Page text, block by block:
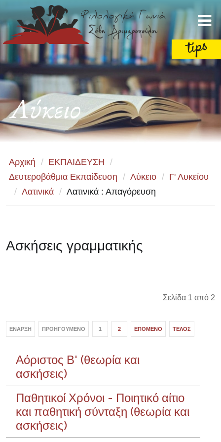
Λύκειο
Αρχική / ΕΚΠΑΙΔΕΥΣΗ /
Δευτεροβάθμια Εκπαίδευση / Λύκειο / Γ' Λυκείου
/ Λατινικά / Λατινικά : Απαγόρευση
Ασκήσεις γραμματικής
Σελίδα 1 από 2
ΈΝΑΡΞΗ ΠΡΟΗΓΟΎΜΕΝΟ 1 2 ΕΠΌΜΕΝΟ ΤΈΛΟΣ
Αόριστος Β' (θεωρία και
ασκήσεις)
Παθητικοί Χρόνοι - Ποιητικό αίτιο
και παθητική σύνταξη (θεωρία και
ασκήσεις)